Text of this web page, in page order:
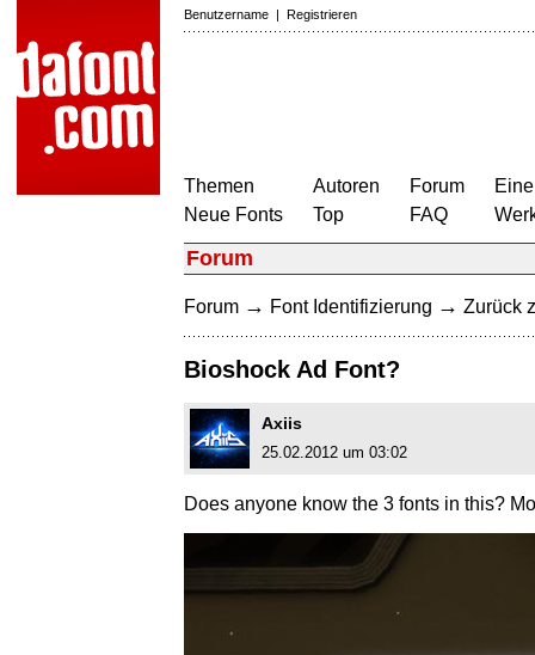
Benutzername | Registrieren
Themen
Neue Fonts
Autoren
Top
Forum
FAQ
Forum
Forum → Font Identifizierung → Zurück
Bioshock Ad Font?
Axiis
25.02.2012 um 03:02
Does anyone know the 3 fonts in this?